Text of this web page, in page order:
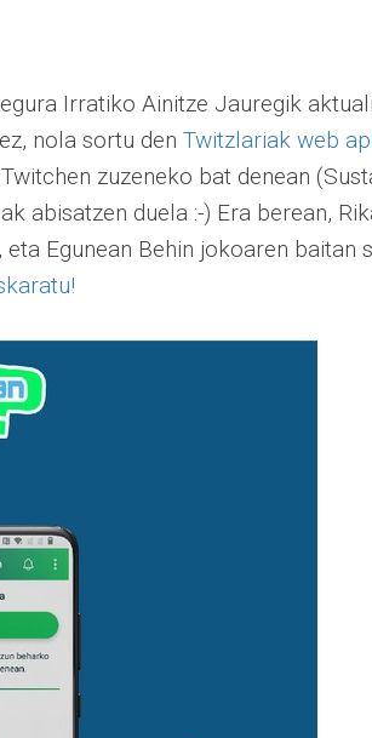
Irratiko Ainitze Jauregik
nola sortu den Twitzlariak web
zuzeneko bat denean
abisatzen duela :-) Era berean,
Egunean Behin jokoaren baitan